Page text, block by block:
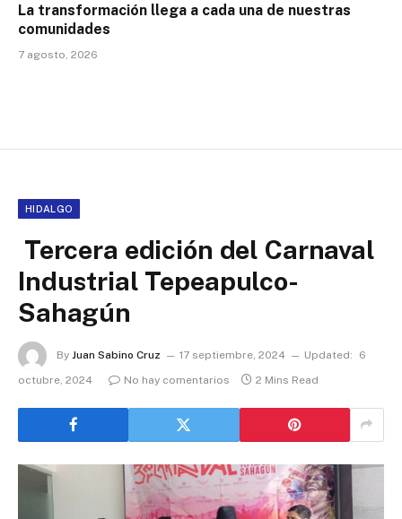
La transformación llega a cada una de nuestras
comunidades
7 agosto, 2026
HIDALGO
Tercera edición del Carnaval
Industrial Tepeapulco-
Sahagún
By Juan Sabino Cruz 17 septiembre, 2024 Updated:
6
octubre, 2024
No hay comentarios 2 Mins Read